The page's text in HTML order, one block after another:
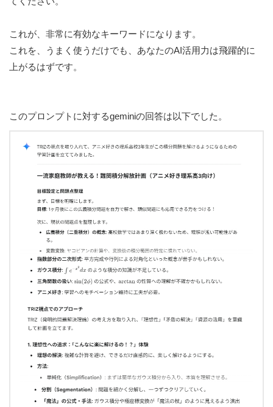
これが、非常に有効なキーワードになります。
これを、うまく使うだけでも、あなたのAI活用力は飛躍的に
上がるはずです。
このプロンプトに対するgeminiの回答は以下でした。